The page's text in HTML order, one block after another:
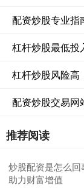
配资炒股专业指
杠杆炒股最低投
杠杆炒股风险高
配资炒股交易网
推荐阅读
炒股配资是怎么回
助力财富增值